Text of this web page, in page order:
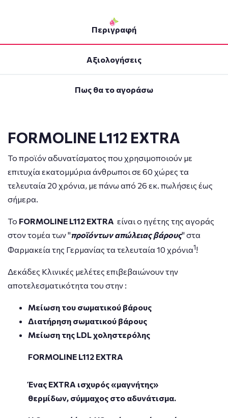
Περιγραφή
Αξιολογήσεις
Πως θα το αγοράσω
FORMOLINE L112 EXTRA
Το προϊόν αδυνατίσματος που χρησιμοποιούν με
επιτυχία εκατομμύρια άνθρωποι σε 60 χώρες τα
τελευταία 20 χρόνια, με πάνω από 26 εκ. πωλήσεις έως
σήμερα.
Το FORMOLINE L112 EXTRA είναι ο ηγέτης της αγοράς
στον τομέα των "προϊόντων απώλειας βάρους" στα
Φαρμακεία της Γερμανίας τα τελευταία 10 χρόνια1!
Δεκάδες Κλινικές μελέτες επιβεβαιώνουν την
αποτελεσματικότητα του στην :
Μείωση του σωματικού βάρους
Διατήρηση σωματικού βάρους
Μείωση της LDL χοληστερόλης
FORMOLINE L112 EXTRA
Ένας EXTRA ισχυρός «μαγνήτης»
θερμίδων, σύμμαχος στο αδυνάτισμα.